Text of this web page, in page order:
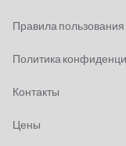
Правила пользования
Политика
Контакты
Цены